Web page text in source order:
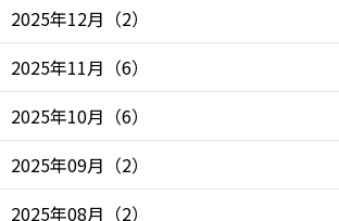
2025年12月 （2）
2025年11月 （6）
2025年10月 （6）
2025年09月 （2）
2025年08月 （2）